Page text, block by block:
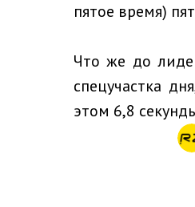
пятое время)
Что же до
спецучастка
этом 6,8